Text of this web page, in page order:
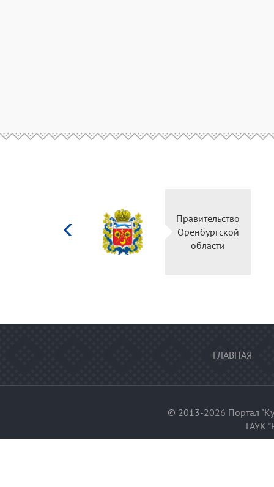
Правительство
Оренбургской
области
ГЛАВНАЯ
© 2013-2026 Портал
ГАУК